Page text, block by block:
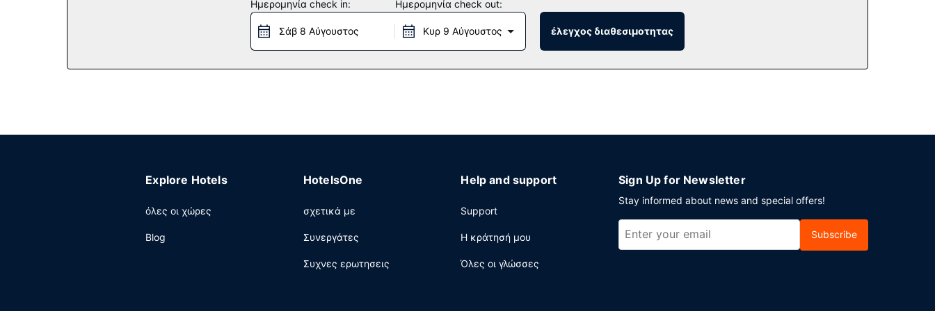
Περιλαμβάνεται δωρεάν πρωινό (ευρωπαϊκό).
Ημερομηνία check in:
Σάβ 8 Αύγουστος
Ημερομηνία check out:
Κυρ 9 Αύγουστος έλεγχος διαθεσιμοτητας
Explore Hotels
όλες οι χώρες
Blog
HotelsOne
σχετικά με
Συνεργάτες
Συχνες ερωτησεις
Help and support
Support
Η κράτησή μου
Όλες οι γλώσσες
Sign Up for Newsletter
Stay informed about news and special offers!
Subscribe